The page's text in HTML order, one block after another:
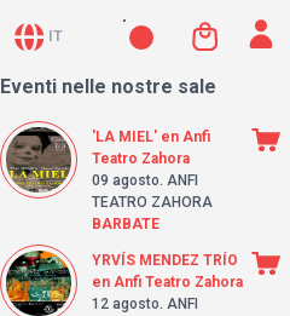
IT
Eventi nelle nostre sale
'LA MIEL' en Anfi
Teatro Zahora
09 agosto. ANFI
TEATRO ZAHORA
BARBATE
YRVÍS MENDEZ TRÍO
en Anfi Teatro Zahora
12 agosto. ANFI